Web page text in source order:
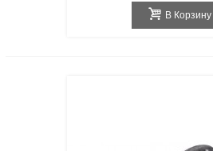
В Корзину